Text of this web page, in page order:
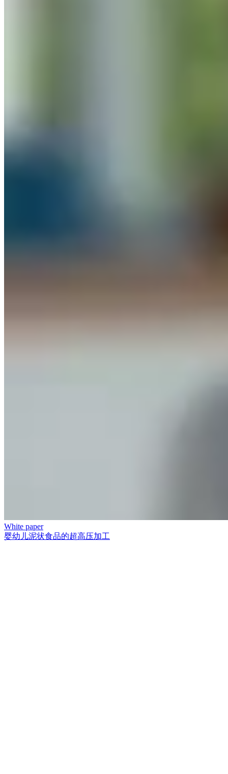
White paper
婴幼儿泥状食品的超高压加工